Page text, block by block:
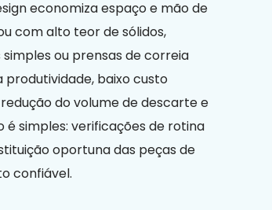
economiza espaço e mão de
com alto teor de sólidos,
ou prensas de correia
produtividade, baixo custo
do volume de descarte e
simples: verificações de rotina
oportuna das peças de
confiável.